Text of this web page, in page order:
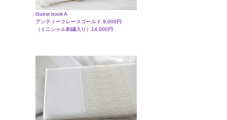
Guest book A
アンティークレースゴールド 9,000円
（イニシャル刺繍入り）14,000円